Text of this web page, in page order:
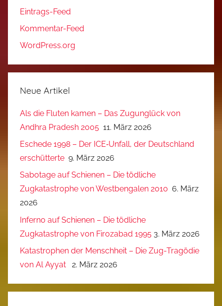
Eintrags-Feed
Kommentar-Feed
WordPress.org
Neue Artikel
Als die Fluten kamen – Das Zugunglück von
Andhra Pradesh 2005 11. März 2026
Eschede 1998 – Der ICE‑Unfall, der Deutschland
erschütterte 9. März 2026
Sabotage auf Schienen – Die tödliche
Zugkatastrophe von Westbengalen 2010 6. März
2026
Inferno auf Schienen – Die tödliche
Zugkatastrophe von Firozabad 1995 3. März 2026
Katastrophen der Menschheit – Die Zug-Tragödie
von Al Ayyat
2. März 2026